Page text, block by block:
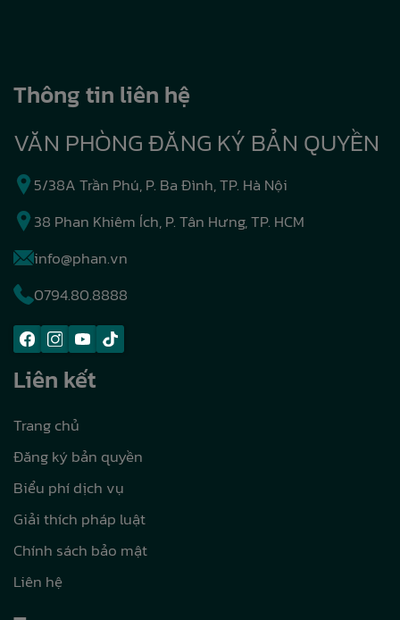
Thông tin liên hệ
VĂN PHÒNG ĐĂNG KÝ BẢN QUYỀN
5/38A Trần Phú, P. Ba Đình, TP. Hà Nội
38 Phan Khiêm Ích, P. Tân Hưng, TP. HCM
info@phan.vn
0794.80.8888
Liên kết
Trang chủ
Đăng ký bản quyền
Biểu phí dịch vụ
Giải thích pháp luật
Chính sách bảo mật
Liên hệ